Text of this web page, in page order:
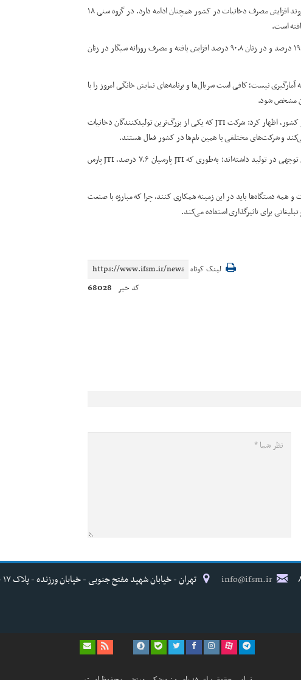
دکتر رییسی با اشاره به آخرین پژوهش‌های انجام شده در سال ۱۴۰۰، گفت: روند افزایش مصرف دخانیات در کشور همچنان ادامه دارد. در گروه سنی ۱۸
وی ادامه داد: در گروه سنی ۲۵ تا ۳۴ سال نیز مصرف دخانیات در مردان ۱۹.۶ درصد و در زنان ۹۰.۸ درصد افزایش یافته و مصرف روزانه سیگار در زنان
نیست؛ کافی است سریال‌ها و برنامه‌های نمایش خانگی امروز را با
مشخص شود.
وی در ادامه با اشاره به فعالیت شرکت‌های خارجی تولیدکننده دخانیات در کشور، اظهار کرد: شرکت JTI که یکی از بزرگ‌ترین تولیدکنندگان دخانیات
و شرکت‌های مختلفی با همین نام‌ها در کشور فعال هستند.
دکتر رییسی افزود: بر اساس آمار سال ۱۴۰۳، برخی از این شرکت‌ها رشد قابل توجهی در تولید داشته‌اند؛ به‌طوری که JTI پارسیان ۷.۶ درصد، JTI پارس
همه دستگاه‌ها باید در این زمینه همکاری کنند، چرا که مبارزه با صنعت
برای تاثیرگذاری استفاده می‌کند.
لینک کوتاه
کد خبر 68028
info@ifsm.ir تهران - خیابان شهید مفتح جنوبی - خیابان ورزنده - پلاک ۱۷ - فدراسیون پزشکی ورزشی